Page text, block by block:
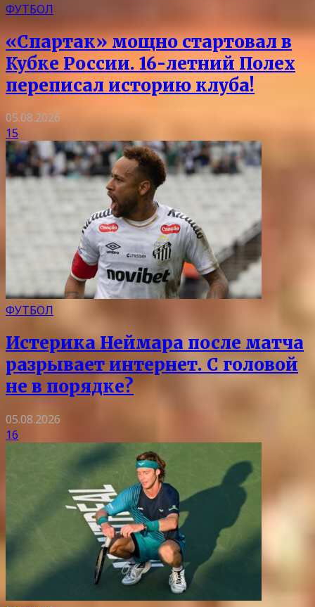
ФУТБОЛ
«Спартак» мощно стартовал в
Кубке России. 16-летний Полех
переписал историю клуба!
05.08.2026
15
ФУТБОЛ
Истерика Неймара после матча
разрывает интернет. С головой
не в порядке?
05.08.2026
16